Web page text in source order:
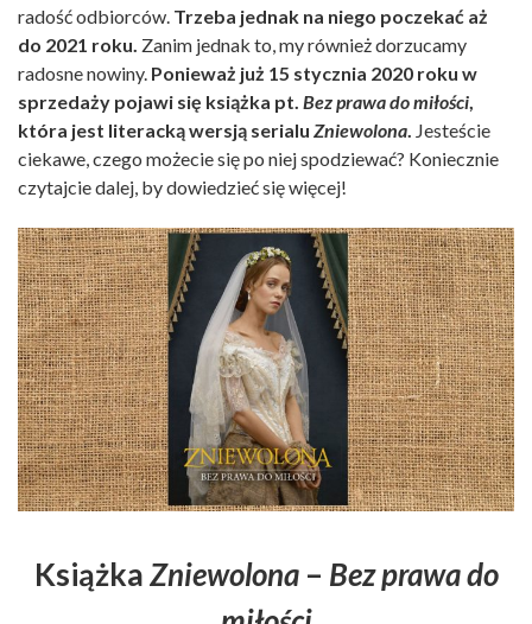
radość odbiorców. Trzeba jednak na niego poczekać aż
do 2021 roku. Zanim jednak to, my również dorzucamy
radosne nowiny. Ponieważ już 15 stycznia 2020 roku w
sprzedaży pojawi się książka pt. Bez prawa do miłości,
która jest literacką wersją serialu Zniewolona. Jesteście
ciekawe, czego możecie się po niej spodziewać? Koniecznie
czytajcie dalej, by dowiedzieć się więcej!
KsiążkaZniewolona– Bez prawa do